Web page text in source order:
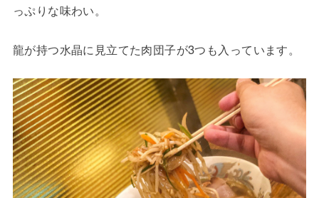
っぷりな味わい。
龍が持つ水晶に見立てた肉団子が3つも入っています。